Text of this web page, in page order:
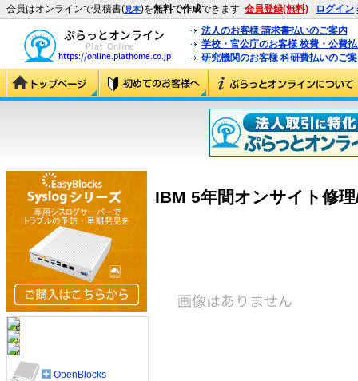
会員はオンラインで見積書(見本)を無料で作成できます 会員登録(無料) ログイン
法人のお客様 請求書払いのご案内
学校・官公庁のお客様 校費・公費
研究機関のお客様 科研費払いのご
IBM 5年間オンサイト修
OpenBlocks